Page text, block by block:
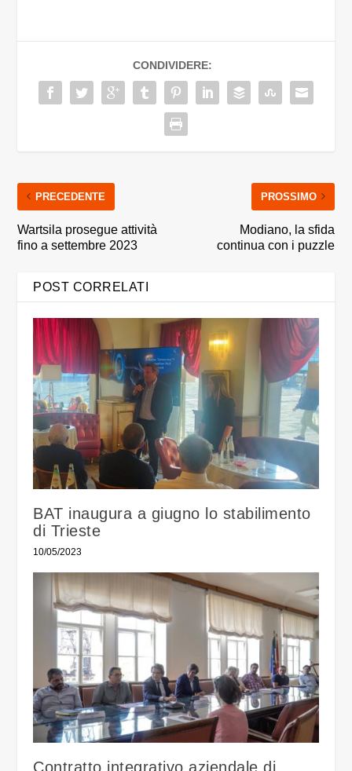
CONDIVIDERE:
PRECEDENTE
Wartsila prosegue attività
fino a settembre 2023
PROSSIMO
Modiano, la sfida
continua con i puzzle
POST CORRELATI
BAT inaugura a giugno lo stabilimento
di Trieste
10/05/2023
Contratto integrativo aziendale di